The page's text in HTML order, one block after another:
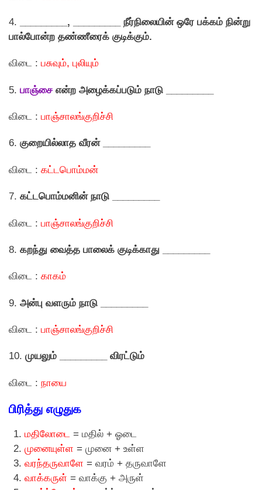
4.
, _________ நீர்நிலையின் ஒரே பக்கம் நின்று
பால்போன்ற தண்ணீரைக் குடிக்கும்.
விடை : பசுவும், புலியும்
5. பாஞ்சைஎன்ற அழைக்கப்படும் நாடு _________
விடை : பாஞ்சாலங்குறிச்சி
6. குறையில்லாத வீரன் _________
விடை : கட்டபொம்மன்
7. கட்டபொம்மனின் நாடு _________
விடை : பாஞ்சாலங்குறிச்சி
8. கறந்து வைத்த பாலைக் குடிக்காது _________
விடை : காகம்
9. அன்பு வளரும் நாடு _________
விடை : பாஞ்சாலங்குறிச்சி
10. முயலும் _________ விரட்டும்
விடை : நாயை
பிரித்து எழுதுக
மதிலோடை = மதில் + ஓடை
முனையுள்ள = முனை + உள்ள
வரந்தருவாளே = வரம் + தருவாளே
வாக்கருள் = வாக்கு + அருள்